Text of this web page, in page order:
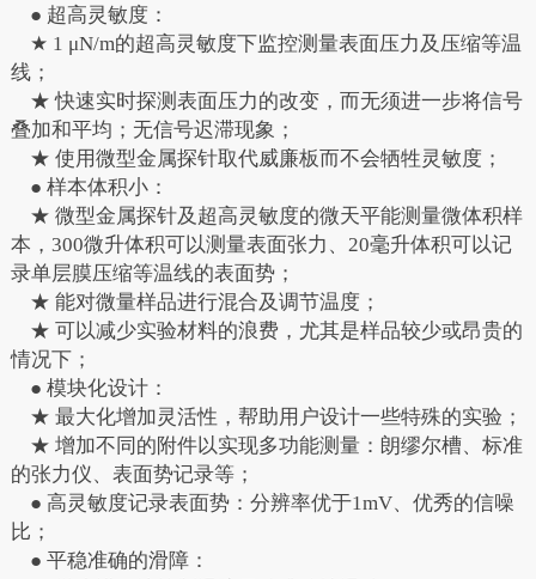
● 超高灵敏度：
★ 1 μN/m的超高灵敏度下监控测量表面压力及压缩等温
线；
★ 快速实时探测表面压力的改变，而无须进一步将信号
叠加和平均；无信号迟滞现象；
★ 使用微型金属探针取代威廉板而不会牺牲灵敏度；
● 样本体积小：
★ 微型金属探针及超高灵敏度的微天平能测量微体积样
本，300微升体积可以测量表面张力、20毫升体积可以记
录单层膜压缩等温线的表面势；
★ 能对微量样品进行混合及调节温度；
★ 可以减少实验材料的浪费，尤其是样品较少或昂贵的
情况下；
● 模块化设计：
★ 最大化增加灵活性，帮助用户设计一些特殊的实验；
★ 增加不同的附件以实现多功能测量：朗缪尔槽、标准
的张力仪、表面势记录等；
● 高灵敏度记录表面势：分辨率优于1mV、优秀的信噪
比；
● 平稳准确的滑障：